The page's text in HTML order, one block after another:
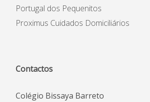
Portugal dos Pequenitos
Proximus Cuidados Domiciliários
Contactos
Colégio Bissaya Barreto